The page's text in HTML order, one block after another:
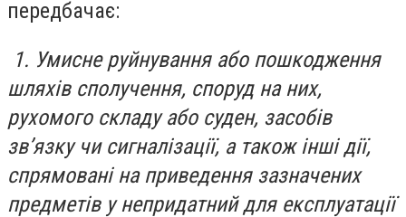
передбачає:
1. Умисне руйнування або пошкодження
шляхів сполучення, споруд на них,
рухомого складу або суден, засобів
зв’язку чи сигналізації, а також інші дії,
спрямовані на приведення зазначених
предметів у непридатний для експлуатації